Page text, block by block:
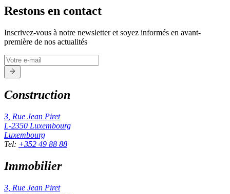
Restons en contact
Inscrivez-vous à notre newsletter et soyez informés en avant-
première de nos actualités
Construction
3, Rue Jean Piret
L-2350 Luxembourg
Luxembourg
Tel: +352 49 88 88
Immobilier
3, Rue Jean Piret